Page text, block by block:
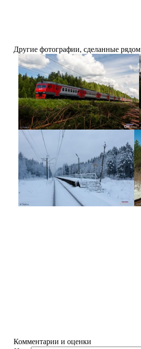
Другие фотографии, сделанные рядом
Комментарии и оценки